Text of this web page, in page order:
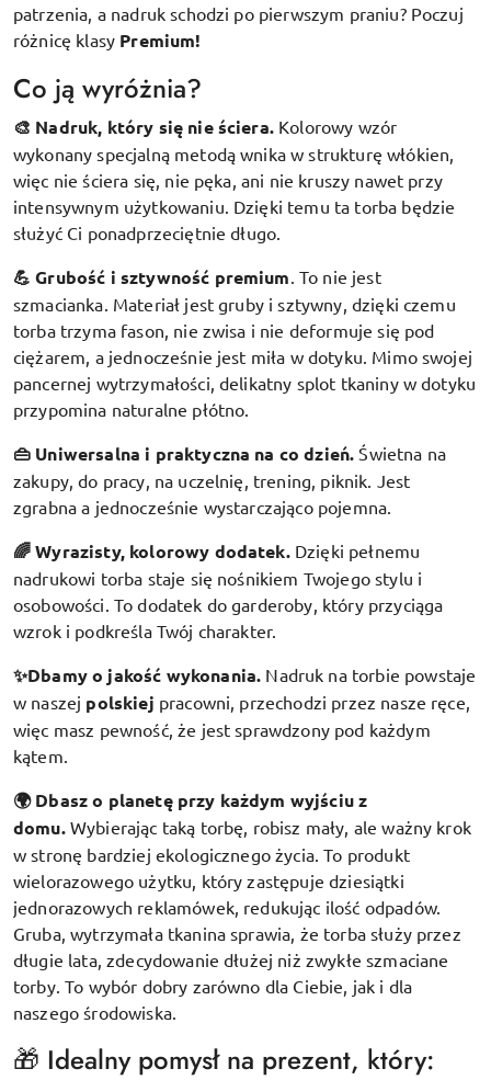
patrzenia, a nadruk schodzi po pierwszym praniu? Poczuj
różnicę klasy Premium!
Co ją wyróżnia?
🎨 Nadruk, który się nie ściera. Kolorowy wzór
wykonany specjalną metodą wnika w strukturę włókien,
więc nie ściera się, nie pęka, ani nie kruszy nawet przy
intensywnym użytkowaniu. Dzięki temu ta torba będzie
służyć Ci ponadprzeciętnie długo.
💪 Grubość i sztywność premium To nie jest
szmacianka. Materiał jest gruby i sztywny, dzięki czemu
torba trzyma fason, nie zwisa i nie deformuje się pod
ciężarem, a jednocześnie jest miła w dotyku. Mimo swojej
pancernej wytrzymałości, delikatny splot tkaniny w dotyku
przypomina naturalne płótno.
👜 Uniwersalna i praktyczna na co dzień. Świetna na
zakupy, do pracy, na uczelnię, trening, piknik. Jest
zgrabna a jednocześnie wystarczająco pojemna.
🌈 Wyrazisty, kolorowy dodatek. Dzięki pełnemu
nadrukowi torba staje się nośnikiem Twojego stylu i
osobowości. To dodatek do garderoby, który przyciąga
wzrok i podkreśla Twój charakter.
✨Dbamy o jakość wykonania. Nadruk na torbie powstaje
w naszej polskiej pracowni, przechodzi przez nasze ręce,
więc masz pewność, że jest sprawdzony pod każdym
kątem.
🌍 Dbasz o planetę przy każdym wyjściu z
domu. Wybierając taką torbę, robisz mały, ale ważny krok
w stronę bardziej ekologicznego życia. To produkt
wielorazowego użytku, który zastępuje dziesiątki
jednorazowych reklamówek, redukując ilość odpadów.
Gruba, wytrzymała tkanina sprawia, że torba służy przez
długie lata, zdecydowanie dłużej niż zwykłe szmaciane
torby. To wybór dobry zarówno dla Ciebie, jak i dla
naszego środowiska.
🎁 Idealny pomysł na prezent, który: